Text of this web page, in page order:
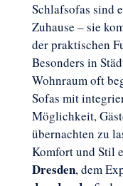
Schlafsofas sind
Zuhause – sie
der praktischen
Besonders in
Wohnraum oft
Sofas mit
Möglichkeit,
übernachten zu
Komfort und Stil
Dresden, dem